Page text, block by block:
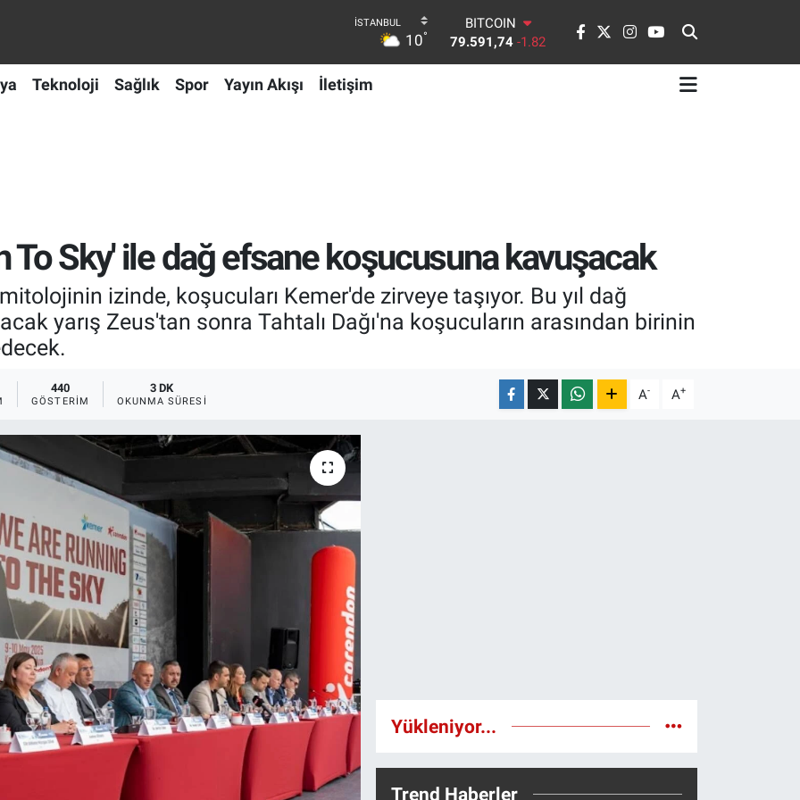
10°
DOLAR
45,43620 0.02
EURO
Teknoloji Sağlık Spor Yayın Akışı İletişim
To Sky' ile dağ efsane koşucusuna kavuşacak
izinde, koşucuları Kemer'de zirveye taşıyor. Bu yıl dağ
yarış Zeus'tan sonra Tahtalı Dağı'na koşucuların arasından birinin
440
GÖSTERIM
3 DK
OKUNMA SÜRESI A- A+
Yükleniyor...
Trend Haberler